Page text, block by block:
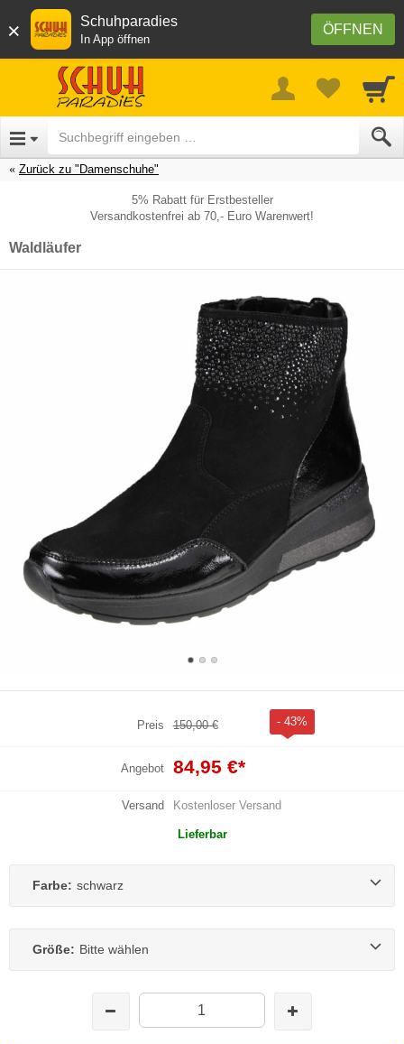
× ÖFFNEN
Schuhparadies
In App öffnen
Zurück zu "Damenschuhe"
5% Rabatt für Erstbesteller
Versandkostenfrei ab 70,- Euro Warenwert!
Waldläufer
Preis 150,00 € - 43%
Angebot 84,95 €*
Versand Kostenloser Versand
Lieferbar
Farbe: schwarz
Größe: Bitte wählen